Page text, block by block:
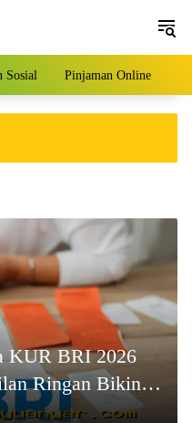
Sosial Pinjaman Online
KUR BRI 2026
Ringan Bikin
Nyata!